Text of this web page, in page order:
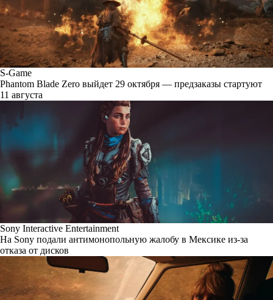
S-Game
Phantom Blade Zero выйдет 29 октября — предзаказы стартуют
11 августа
Sony Interactive Entertainment
На Sony подали антимонопольную жалобу в Мексике из-за
отказа от дисков